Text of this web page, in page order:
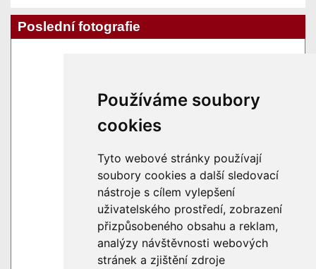
Používáme soubory
cookies
Tyto webové stránky používají
soubory cookies a další sledovací
nástroje s cílem vylepšení
uživatelského prostředí, zobrazení
přizpůsobeného obsahu a reklam,
analýzy návštěvnosti webových
stránek a zjištění zdroje
Poslední fotografie